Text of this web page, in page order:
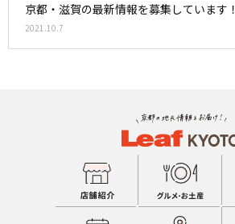
京都・滋賀の最新情報を募集しています！
2021.10.7